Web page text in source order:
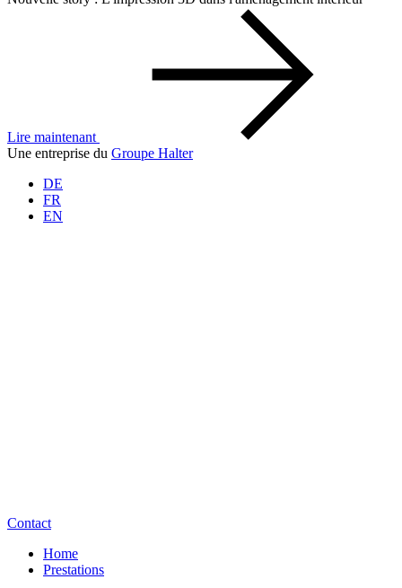
Lire maintenant
Une entreprise du Groupe Halter
DE
FR
EN
Contact
Home
Prestations